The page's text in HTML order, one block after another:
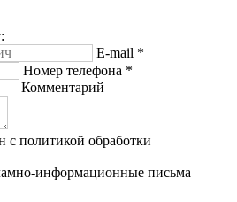
E-mail *
Номер телефона *
Комментарий
с политикой обработки
информационные письма